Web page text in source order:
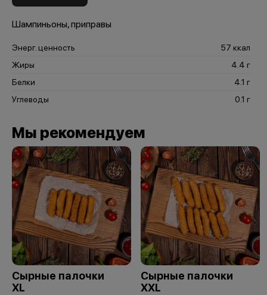
Шампиньоны, приправы
Энерг. ценность
57 ккал
Жиры
4.4 г
Белки
4.1 г
Углеводы
0.1 г
Мы рекомендуем
Сырные палочки
XL
Сырные палочки
XXL